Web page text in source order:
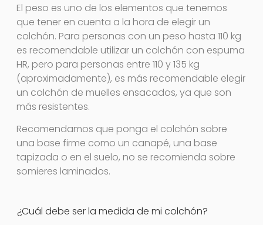
El peso es uno de los elementos que tenemos
que tener en cuenta a la hora de elegir un
colchón. Para personas con un peso hasta 110 kg
es recomendable utilizar un colchón con espuma
HR, pero para personas entre 110 y 135 kg
(aproximadamente), es más recomendable elegir
un colchón de muelles ensacados, ya que son
más resistentes.
Recomendamos que ponga el colchón sobre
una base firme como un canapé, una base
tapizada o en el suelo, no se recomienda sobre
somieres laminados.
¿Cuál debe ser la medida de mi colchón?